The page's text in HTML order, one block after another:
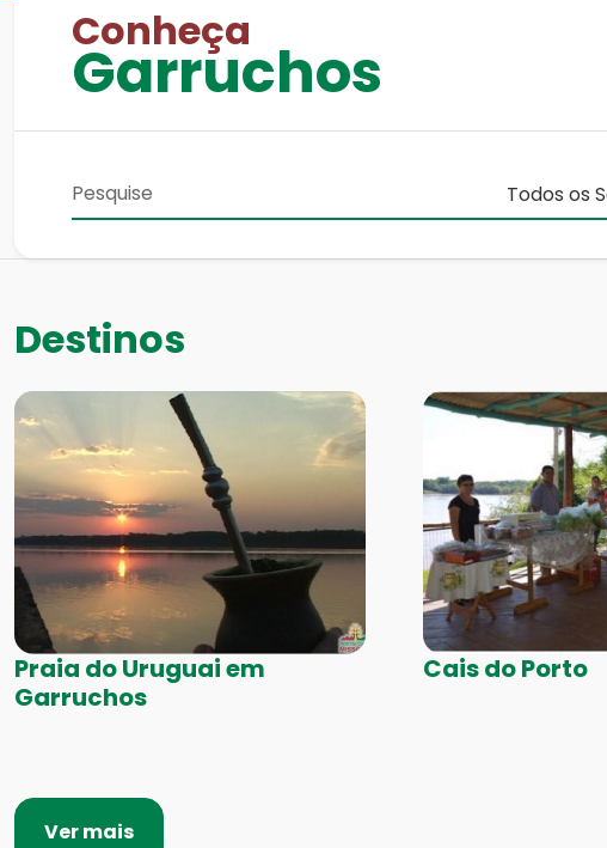
Conheça
Garruchos
Destinos
Praia do Uruguai em
Garruchos
Cais do Porto
Ver mais